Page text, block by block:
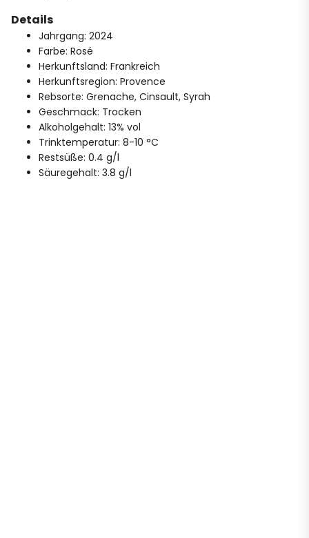
Details
Jahrgang: 2024
Farbe: Rosé
Herkunftsland: Frankreich
Herkunftsregion: Provence
Rebsorte: Grenache, Cinsault, Syrah
Geschmack: Trocken
Alkoholgehalt: 13% vol
Trinktemperatur: 8-10 °C
Restsüße: 0.4 g/l
Säuregehalt: 3.8 g/l